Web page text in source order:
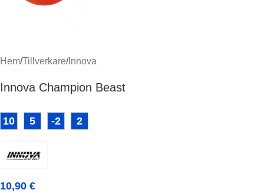
Hem/Tillverkare/Innova
Innova Champion Beast
10 5 -2 2
10,90 €